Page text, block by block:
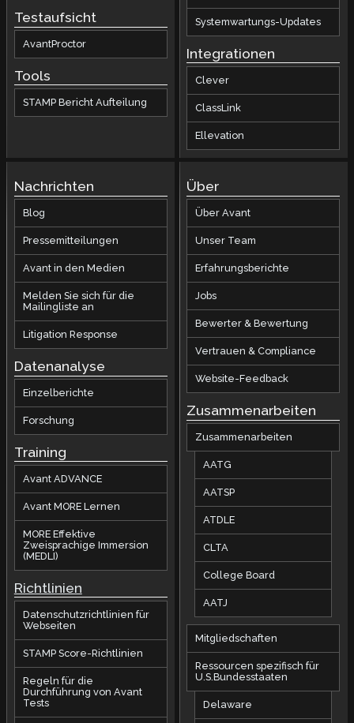
Testaufsicht
AvantProctor
Tools
STAMP Bericht Aufteilung
Systemwartungs-Updates
Integrationen
Clever
ClassLink
Ellevation
Nachrichten
Blog
Pressemitteilungen
Avant in den Medien
Melden Sie sich für die
Mailingliste an
Litigation Response
Datenanalyse
Einzelberichte
Forschung
Training
Avant ADVANCE
Avant MORE Lernen
MORE Effektive
Zweisprachige Immersion
(MEDLI)
Richtlinien
Datenschutzrichtlinien für
Webseiten
STAMP Score-Richtlinien
Regeln für die
Durchführung von Avant
Tests
Über
Über Avant
Unser Team
Erfahrungsberichte
Jobs
Bewerter & Bewertung
Vertrauen & Compliance
Website-Feedback
Zusammenarbeiten
Zusammenarbeiten
AATG
AATSP
ATDLE
CLTA
College Board
AATJ
Mitgliedschaften
Ressourcen spezifisch für
U.S.Bundesstaaten
Delaware